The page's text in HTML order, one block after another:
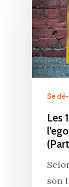
Se
Les
son